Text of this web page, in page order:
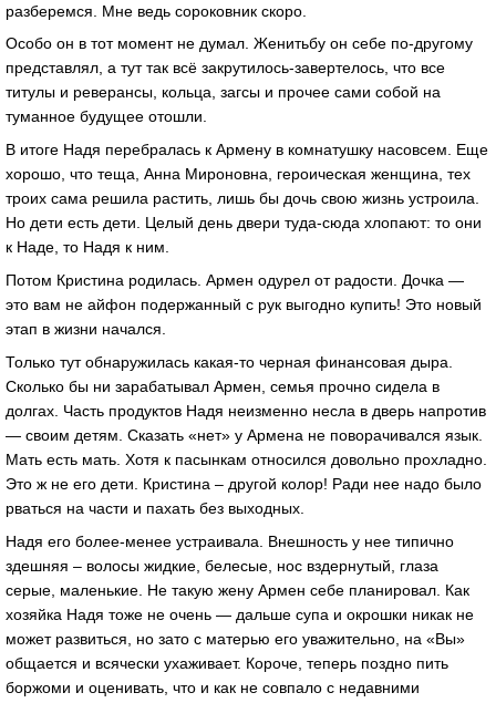
разберемся. Мне ведь сороковник скоро.
Особо он в тот момент не думал. Женитьбу он себе по-другому
представлял, а тут так всё закрутилось-завертелось, что все
титулы и реверансы, кольца, загсы и прочее сами собой на
туманное будущее отошли.
В итоге Надя перебралась к Армену в комнатушку насовсем. Еще
хорошо, что теща, Анна Мироновна, героическая женщина, тех
троих сама решила растить, лишь бы дочь свою жизнь устроила.
Но дети есть дети. Целый день двери туда-сюда хлопают: то они
к Наде, то Надя к ним.
Потом Кристина родилась. Армен одурел от радости. Дочка —
это вам не айфон подержанный с рук выгодно купить! Это новый
этап в жизни начался.
Только тут обнаружилась какая-то черная финансовая дыра.
Сколько бы ни зарабатывал Армен, семья прочно сидела в
долгах. Часть продуктов Надя неизменно несла в дверь напротив
— своим детям. Сказать «нет» у Армена не поворачивался язык.
Мать есть мать. Хотя к пасынкам относился довольно прохладно.
Это ж не его дети. Кристина – другой колор! Ради нее надо было
рваться на части и пахать без выходных.
Надя его более-менее устраивала. Внешность у нее типично
здешняя – волосы жидкие, белесые, нос вздернутый, глаза
серые, маленькие. Не такую жену Армен себе планировал. Как
хозяйка Надя тоже не очень — дальше супа и окрошки никак не
может развиться, но зато с матерью его уважительно, на «Вы»
общается и всячески ухаживает. Короче, теперь поздно пить
боржоми и оценивать, что и как не совпало с недавними